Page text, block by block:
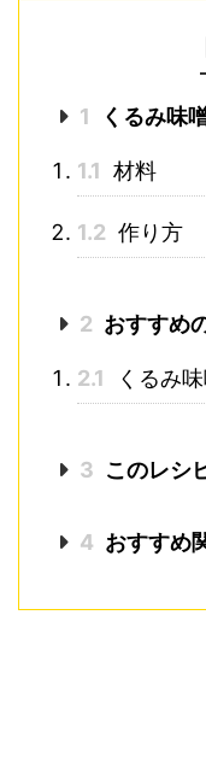
1 くるみ味
1.1 材料
1.2 作り方
2 おすすめ
2.1 くるみ
3 このレシ
4 おすすめ